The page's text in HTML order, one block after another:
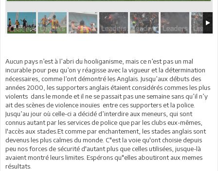
Aucun pays n’est à l’abri du hooliganisme, mais ce n’est pas un mal
incurable pour peu qu’on y réagisse avec la vigueur et la détermination
nécessaires, comme l’ont démontré les Anglais. Jusqu’aux débuts des
années 2000, les supporters anglais étaient considérés commes les plus
violents dans le monde et il ne se passait pas une semaine sans qu’il n’y
ait des scènes de violence inouïes entre ces supporters et la police.
Jusqu’au jour où celle-ci a décidé d’interdire aux meneurs, qui sont
connus autant par les services de police que par les clubs eux-mêmes,
l'accès aux stades.Et comme par enchantement, les stades anglais sont
devenus les plus calmes du monde. C"est la voie qu'ont choisie depuis
peu nos forces de sécurité d'autant plus que celles utilisées, jusque-là
avaient montré leurs limites. Espérons qu"elles aboutiront aux memes
résultats.